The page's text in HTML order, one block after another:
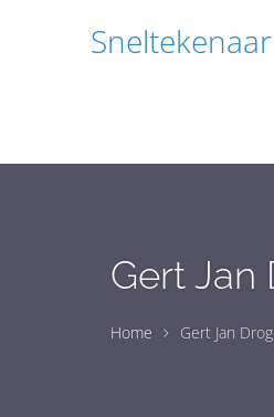
Gert Jan
Home Gert Jan